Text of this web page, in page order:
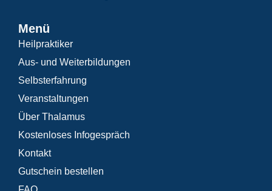
Menü
Heilpraktiker
Aus- und Weiterbildungen
Selbsterfahrung
Veranstaltungen
Über Thalamus
Kostenloses Infogespräch
Kontakt
Gutschein bestellen